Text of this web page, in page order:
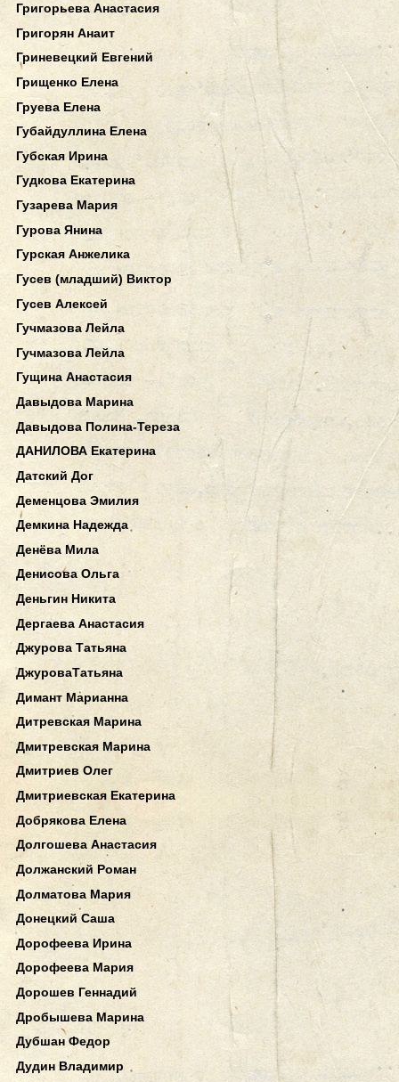
Григорьева Анастасия
Григорян Анаит
Гриневецкий Евгений
Грищенко Елена
Груева Елена
Губайдуллина Елена
Губская Ирина
Гудкова Екатерина
Гузарева Мария
Гурова Янина
Гурская Анжелика
Гусев (младший) Виктор
Гусев Алексей
Гучмазова Лейла
Гучмазова Лейла
Гущина Анастасия
Давыдова Марина
Давыдова Полина-Тереза
ДАНИЛОВА Екатерина
Датский Дог
Деменцова Эмилия
Демкина Надежда
Денёва Мила
Денисова Ольга
Деньгин Никита
Дергаева Анастасия
Джурова Татьяна
ДжуроваТатьяна
Димант Марианна
Дитревская Марина
Дмитревская Марина
Дмитриев Олег
Дмитриевская Екатерина
Добрякова Елена
Долгошева Анастасия
Должанский Роман
Долматова Мария
Донецкий Саша
Дорофеева Ирина
Дорофеева Мария
Дорошев Геннадий
Дробышева Марина
Дубшан Федор
Дудин Владимир